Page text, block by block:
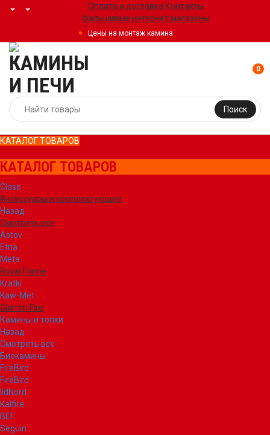
Оплата и доставка Контакты
Фальшивые интернет магазины
Цены на монтаж камина
Поиск
0
КАТАЛОГ ТОВАРОВ
КАТАЛОГ ТОВАРОВ
Close
Аксессуары и комплектующие
Назад
Смотреть все
Astov
Etna
Meta
Royal Flame
Kratki
Kaw-Met
Glamm Fire
Камины и топки
Назад
Смотреть все
Биокамины
FireBird
FireBird
IldNord
Kalfire
BEF
Seguin